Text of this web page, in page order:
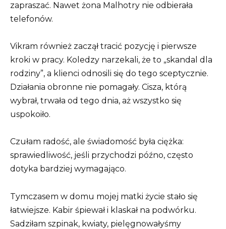
zapraszać. Nawet żona Malhotry nie odbierała
telefonów.
Vikram również zaczął tracić pozycję i pierwsze
kroki w pracy. Koledzy narzekali, że to „skandal dla
rodziny”, a klienci odnosili się do tego sceptycznie.
Działania obronne nie pomagały. Cisza, którą
wybrał, trwała od tego dnia, aż wszystko się
uspokoiło.
Czułam radość, ale świadomość była ciężka:
sprawiedliwość, jeśli przychodzi późno, często
dotyka bardziej wymagająco.
Tymczasem w domu mojej matki życie stało się
łatwiejsze. Kabir śpiewał i klaskał na podwórku.
Sadziłam szpinak, kwiaty, pielęgnowałyśmy